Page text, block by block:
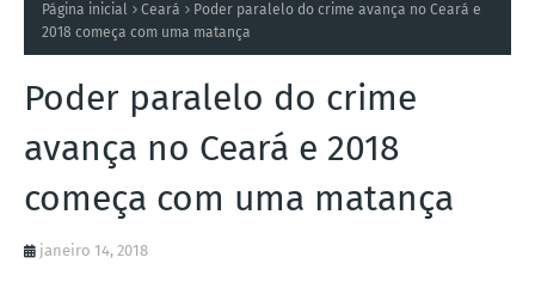
Página inicial Ceará
Poder paralelo do crime avança no Ceará e
2018 começa com uma matança
Poder paralelo do crime
avança no Ceará e 2018
começa com uma matança
janeiro 14, 2018